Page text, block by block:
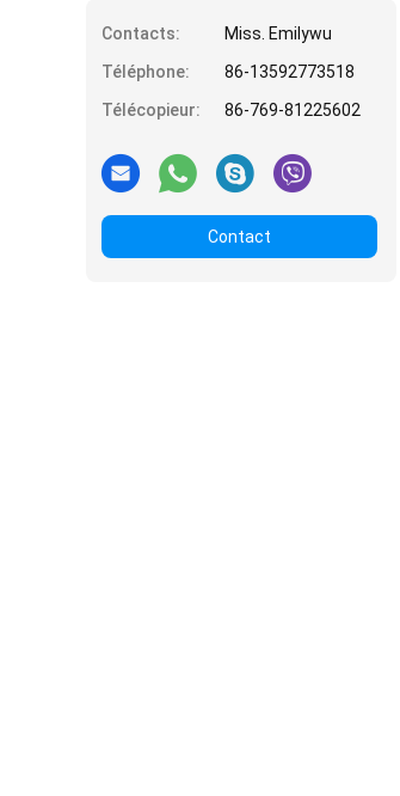
Contacts:
Miss. Emilywu
Téléphone:
86-13592773518
Télécopieur:
86-769-81225602
Contact